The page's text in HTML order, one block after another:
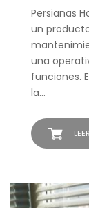
Persianas
un
una
funciones.
la…